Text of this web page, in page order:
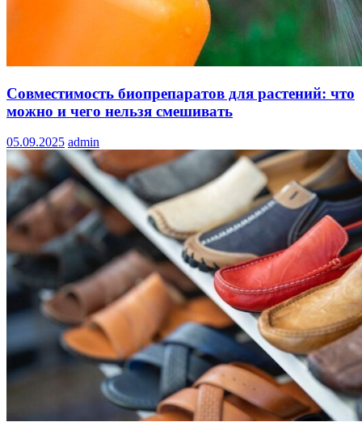
Совместимость биопрепаратов для растений: что
можно и чего нельзя смешивать
05.09.2025 admin